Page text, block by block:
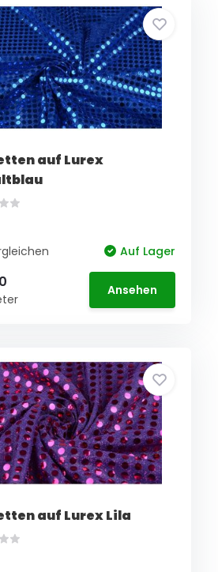
auf Lurex
Auf Lager
Ansehen
auf Lurex Lila